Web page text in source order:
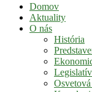
Domov
Aktuality
O nás
História